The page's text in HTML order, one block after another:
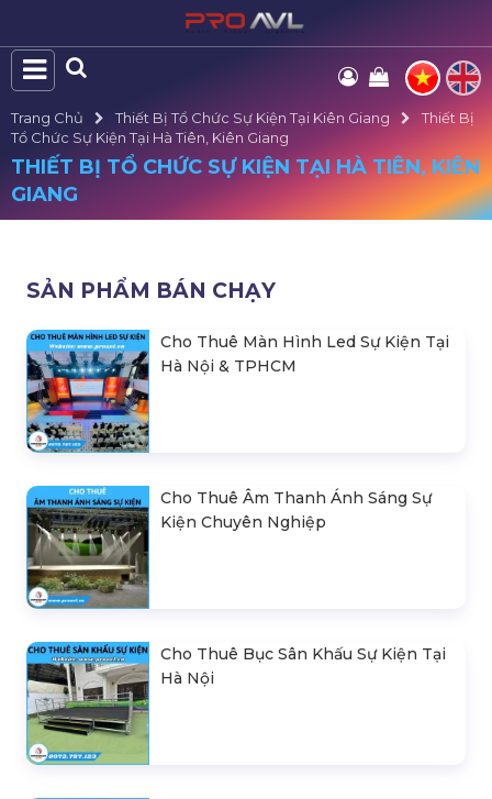
Trang Chủ Thiết Bị Tổ Chức Sự Kiện Tại Kiên Giang
Thiết Bị
Tổ Chức Sự Kiện Tại Hà Tiên, Kiên Giang
THIẾT BỊ TỔ CHỨC SỰ KIỆN TẠI HÀ TIÊN, KIÊN
GIANG
SẢN PHẨM BÁN CHẠY
Cho Thuê Màn Hình Led Sự Kiện Tại
Hà Nội & TPHCM
Cho Thuê Âm Thanh Ánh Sáng Sự
Kiện Chuyên Nghiệp
Cho Thuê Bục Sân Khấu Sự Kiện Tại
Hà Nội